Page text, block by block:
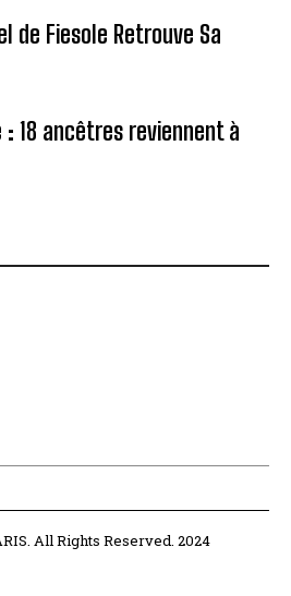
de Fiesole Retrouve Sa
18 ancêtres reviennent à
All Rights Reserved. 2024